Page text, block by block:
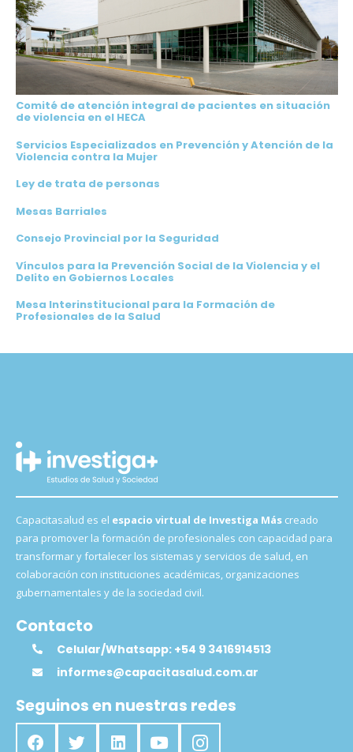
Comité de atención integral de pacientes en situación
de violencia en el HECA
Servicios Especializados en Prevención y Atención de la
Violencia contra la Mujer
Ley de trata de personas
Mesas Barriales
Consejo Provincial por la Seguridad
Vínculos para la Prevención Social de la Violencia y el
Delito en Gobiernos Locales
Mesa Interinstitucional para la Formación de
Profesionales de la Salud
Capacitasalud es el espacio virtual de Investiga Máscreado
para promover la formación de profesionales con capacidad para
transformar y fortalecer los sistemas y servicios de salud, en
colaboración con instituciones académicas, organizaciones
gubernamentales y de la sociedad civil.
Contacto
Celular/Whatsapp: +54 9 3416914513
informes@capacitasalud.com.ar
Seguinos en nuestras redes